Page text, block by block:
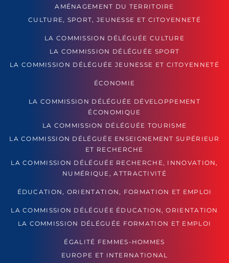
AMÉNAGEMENT DU TERRITOIRE
CULTURE, SPORT, JEUNESSE ET CITOYENNETÉ
LA COMMISSION DÉLÉGUÉE CULTURE
LA COMMISSION DÉLÉGUÉE SPORT
LA COMMISSION DÉLÉGUÉE JEUNESSE ET CITOYENNETÉ
ÉCONOMIE
LA COMMISSION DÉLÉGUÉE DÉVELOPPEMENT
ÉCONOMIQUE
LA COMMISSION DÉLÉGUÉE TOURISME
LA COMMISSION DÉLÉGUÉE ENSEIGNEMENT SUPÉRIEUR
ET RECHERCHE
LA COMMISSION DÉLÉGUÉE RECHERCHE, INNOVATION,
NUMÉRIQUE, ATTRACTIVITÉ
ÉDUCATION, ORIENTATION, FORMATION ET EMPLOI
LA COMMISSION DÉLÉGUÉE ÉDUCATION, ORIENTATION
LA COMMISSION DÉLÉGUÉE FORMATION ET EMPLOI
ÉGALITÉ FEMMES-HOMMES
EUROPE ET INTERNATIONAL